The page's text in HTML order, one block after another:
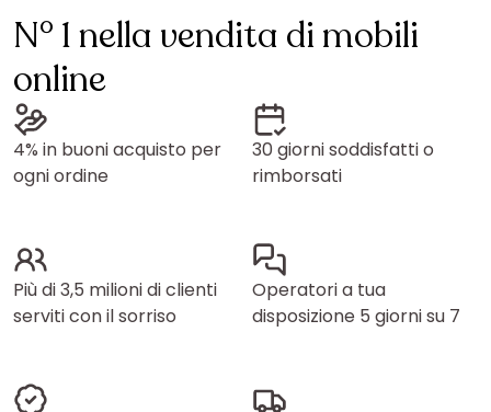
N° 1 nella vendita di mobili
online
4% in buoni acquisto per
ogni ordine
30 giorni soddisfatti o
rimborsati
Più di 3,5 milioni di clienti
serviti con il sorriso
Operatori a tua
disposizione 5 giorni su 7